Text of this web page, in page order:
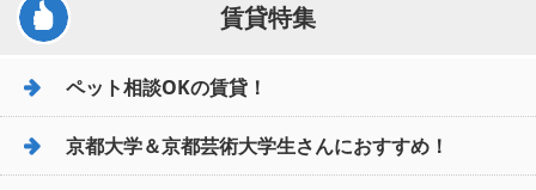
賃貸特集
ペット相談OKの賃貸！
京都大学＆京都芸術大学生さんにおすすめ！